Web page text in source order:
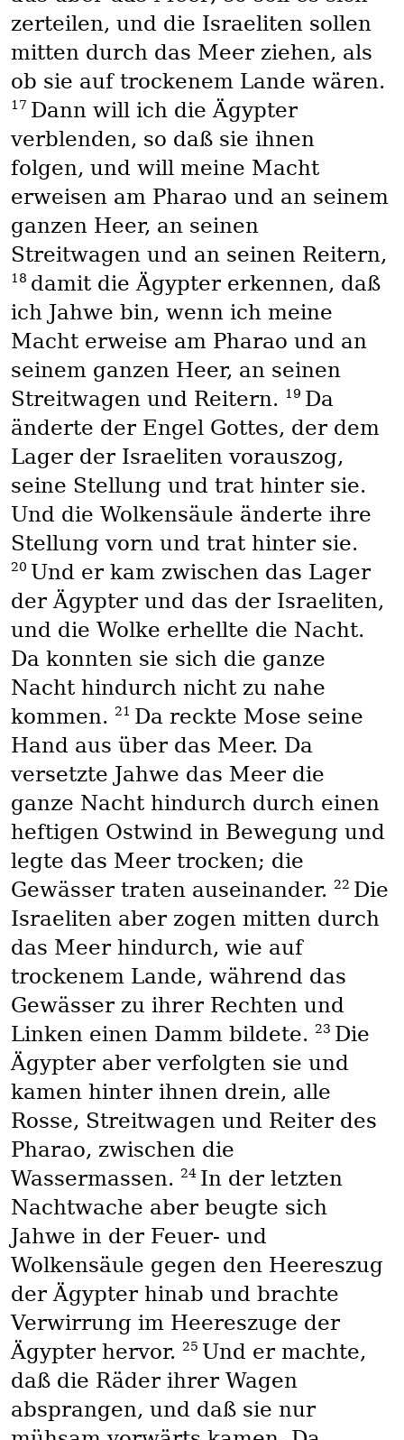
zerteilen, und die Israeliten sollen
mitten durch das Meer ziehen, als
ob sie auf trockenem Lande wären.
17 Dann will ich die Ägypter
verblenden, so daß sie ihnen
folgen, und will meine Macht
erweisen am Pharao und an seinem
ganzen Heer, an seinen
Streitwagen und an seinen Reitern,
18 damit die Ägypter erkennen, daß
ich Jahwe bin, wenn ich meine
Macht erweise am Pharao und an
seinem ganzen Heer, an seinen
Streitwagen und Reitern. 19 Da
änderte der Engel Gottes, der dem
Lager der Israeliten vorauszog,
seine Stellung und trat hinter sie.
Und die Wolkensäule änderte ihre
Stellung vorn und trat hinter sie.
20 Und er kam zwischen das Lager
der Ägypter und das der Israeliten,
und die Wolke erhellte die Nacht.
Da konnten sie sich die ganze
Nacht hindurch nicht zu nahe
kommen. 21 Da reckte Mose seine
Hand aus über das Meer. Da
versetzte Jahwe das Meer die
ganze Nacht hindurch durch einen
heftigen Ostwind in Bewegung und
legte das Meer trocken; die
Gewässer traten auseinander. 22 Die
Israeliten aber zogen mitten durch
das Meer hindurch, wie auf
trockenem Lande, während das
Gewässer zu ihrer Rechten und
Linken einen Damm bildete. 23 Die
Ägypter aber verfolgten sie und
kamen hinter ihnen drein, alle
Rosse, Streitwagen und Reiter des
Pharao, zwischen die
Wassermassen. 24 In der letzten
Nachtwache aber beugte sich
Jahwe in der Feuer- und
Wolkensäule gegen den Heereszug
der Ägypter hinab und brachte
Verwirrung im Heereszuge der
Ägypter hervor. 25 Und er machte,
daß die Räder ihrer Wagen
absprangen, und daß sie nur